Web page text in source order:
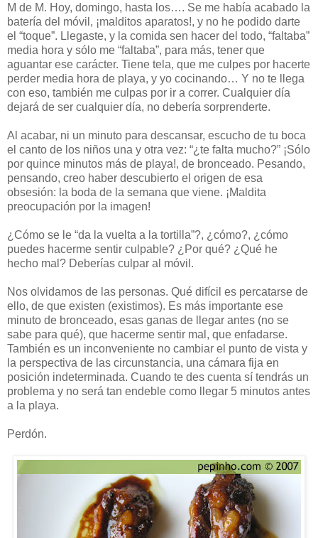
M de M. Hoy, domingo, hasta los…. Se me había acabado la
batería del móvil, ¡malditos aparatos!, y no he podido darte
el “toque”. Llegaste, y la comida sen hacer del todo, “faltaba”
media hora y sólo me “faltaba”, para más, tener que
aguantar ese carácter. Tiene tela, que me culpes por hacerte
perder media hora de playa, y yo cocinando… Y no te llega
con eso, también me culpas por ir a correr. Cualquier día
dejará de ser cualquier día, no debería sorprenderte.
Al acabar, ni un minuto para descansar, escucho de tu boca
el canto de los niños una y otra vez: “¿te falta mucho?” ¡Sólo
por quince minutos más de playa!, de bronceado. Pesando,
pensando, creo haber descubierto el origen de esa
obsesión: la boda de la semana que viene. ¡Maldita
preocupación por la imagen!
¿Cómo se le “da la vuelta a la tortilla”?, ¿cómo?, ¿cómo
puedes hacerme sentir culpable? ¿Por qué? ¿Qué he
hecho mal? Deberías culpar al móvil.
Nos olvidamos de las personas. Qué difícil es percatarse de
ello, de que existen (existimos). Es más importante ese
minuto de bronceado, esas ganas de llegar antes (no se
sabe para qué), que hacerme sentir mal, que enfadarse.
También es un inconveniente no cambiar el punto de vista y
la perspectiva de las circunstancia, una cámara fija en
posición indeterminada. Cuando te des cuenta sí tendrás un
problema y no será tan endeble como llegar 5 minutos antes
a la playa.
Perdón.